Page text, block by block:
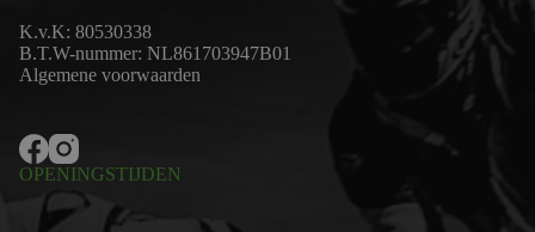
K.v.K: 80530338
B.T.W-nummer: NL861703947B01
Algemene voorwaarden
OPENINGSTIJDEN